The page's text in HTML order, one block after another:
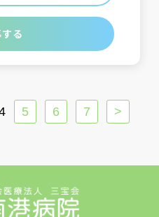
る
5 6 7 >